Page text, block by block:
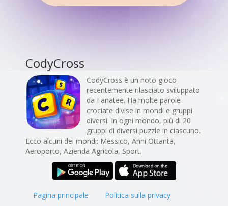
CodyCross
CodyCross è un noto gioco
recentemente rilasciato sviluppato
da Fanatee. Ha molte parole
crociate divise in mondi e gruppi
diversi. In ogni mondo, più di 20
gruppi di diversi puzzle in ciascuno.
Ecco alcuni dei mondi: Messico, Anni Ottanta,
Aeroporto, Azienda Agricola, Sport.
Pagina principale Politica sulla privacy